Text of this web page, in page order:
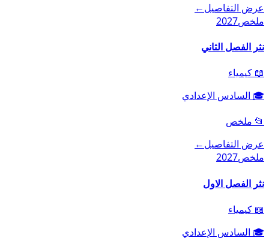
عرض التفاصيل←
ملخص2027
نثر الفصل الثاني
📖 كيمياء
🎓 السادس الإعدادي
📂 ملخص
عرض التفاصيل←
ملخص2027
نثر الفصل الاول
📖 كيمياء
🎓 السادس الإعدادي